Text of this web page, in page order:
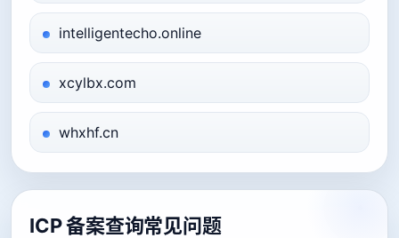
intelligentecho.online
xcylbx.com
whxhf.cn
ICP 备案查询常见问题